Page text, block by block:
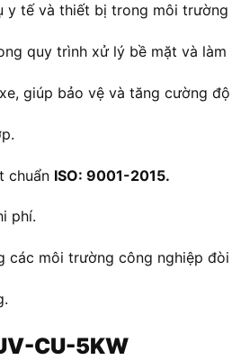
y tế và thiết bị trong môi
quy trình xử lý bề mặt và làm
giúp bảo vệ và tăng cường độ
chuẩn ISO: 9001-2015.
phí.
môi trường công nghiệp
CU-5KW